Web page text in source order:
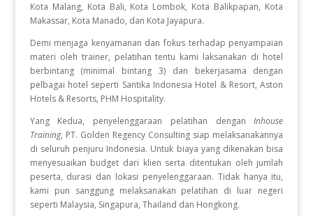
Kota Malang, Kota Bali, Kota Lombok, Kota Balikpapan, Kota
Makassar, Kota Manado, dan Kota Jayapura.
Demi menjaga kenyamanan dan fokus terhadap penyampaian
materi oleh trainer, pelatihan tentu kami laksanakan di hotel
berbintang (minimal bintang 3) dan bekerjasama dengan
pelbagai hotel seperti Santika Indonesia Hotel & Resort, Aston
Hotels & Resorts, PHM Hospitality.
Yang Kedua, penyelenggaraan pelatihan denganInhouse
Training, PT. Golden Regency Consulting siap melaksanakannya
di seluruh penjuru Indonesia. Untuk biaya yang dikenakan bisa
menyesuaikan budget dari klien serta ditentukan oleh jumlah
peserta, durasi dan lokasi penyelenggaraan. Tidak hanya itu,
kami pun sanggung melaksanakan pelatihan di luar negeri
seperti Malaysia, Singapura, Thailand dan Hongkong.